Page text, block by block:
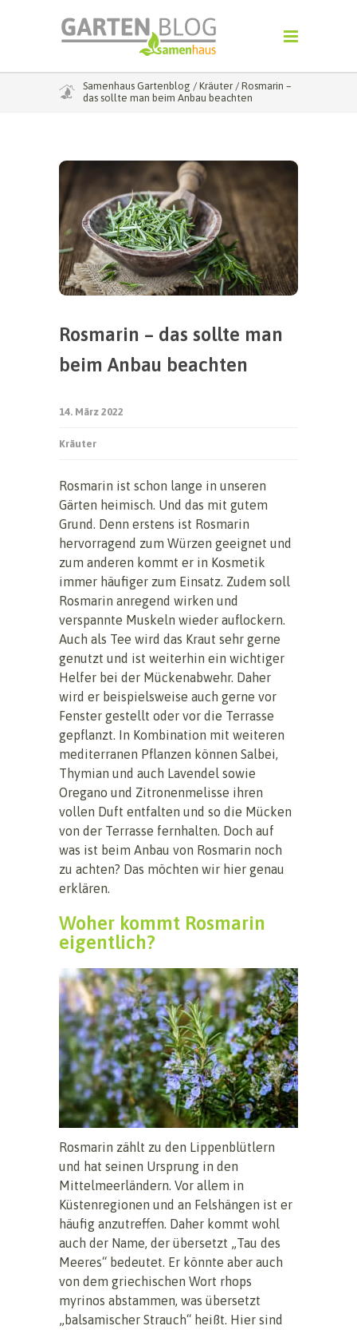
Samenhaus Gartenblog / Kräuter / Rosmarin –
das sollte man beim Anbau beachten
Rosmarin – das sollte man
beim Anbau beachten
14. März 2022
Kräuter
Rosmarin ist schon lange in unseren
Gärten heimisch. Und das mit gutem
Grund. Denn erstens ist Rosmarin
hervorragend zum Würzen geeignet und
zum anderen kommt er in Kosmetik
immer häufiger zum Einsatz. Zudem soll
Rosmarin anregend wirken und
verspannte Muskeln wieder auflockern.
Auch als Tee wird das Kraut sehr gerne
genutzt und ist weiterhin ein wichtiger
Helfer bei der Mückenabwehr. Daher
wird er beispielsweise auch gerne vor
Fenster gestellt oder vor die Terrasse
gepflanzt. In Kombination mit weiteren
mediterranen Pflanzen können Salbei,
Thymian und auch Lavendel sowie
Oregano und Zitronenmelisse ihren
vollen Duft entfalten und so die Mücken
von der Terrasse fernhalten. Doch auf
was ist beim Anbau von Rosmarin noch
zu achten? Das möchten wir hier genau
erklären.
Woher kommt Rosmarin
eigentlich?
Rosmarin zählt zu den Lippenblütlern
und hat seinen Ursprung in den
Mittelmeerländern. Vor allem in
Küstenregionen und an Felshängen ist er
häufig anzutreffen. Daher kommt wohl
auch der Name, der übersetzt „Tau des
Meeres“ bedeutet. Er könnte aber auch
von dem griechischen Wort rhops
myrinos abstammen, was übersetzt
„balsamischer Strauch“ heißt. Hier sind